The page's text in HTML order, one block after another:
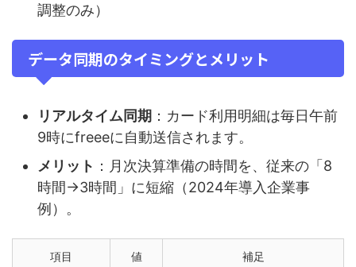
調整のみ）
データ同期のタイミングとメリット
リアルタイム同期 ：カード利用明細は毎日午前
9時にfreeeに自動送信されます。
メリット ：月次決算準備の時間を、従来の「8
時間→3時間」に短縮（2024年導入企業事
例）。
項目 値 補足